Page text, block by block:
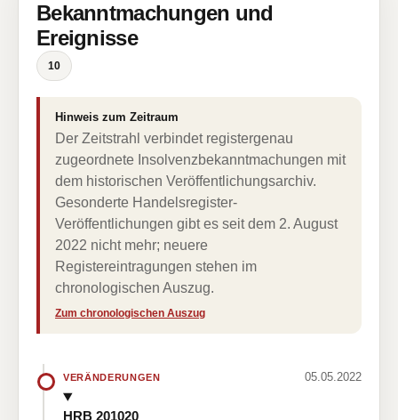
Bekanntmachungen und
Ereignisse
10
Hinweis zum Zeitraum
Der Zeitstrahl verbindet registergenau
zugeordnete Insolvenzbekanntmachungen mit
dem historischen Veröffentlichungsarchiv.
Gesonderte Handelsregister-
Veröffentlichungen gibt es seit dem 2. August
2022 nicht mehr; neuere
Registereintragungen stehen im
chronologischen Auszug.
Zum chronologischen Auszug
VERÄNDERUNGEN 05.05.2022
HRB 201020